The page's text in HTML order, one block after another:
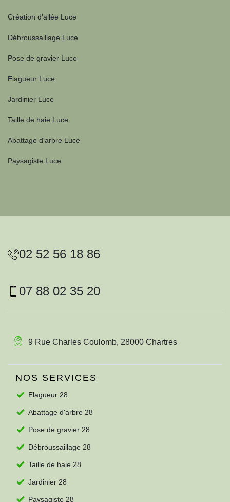
Création d'allée Luce
Débroussaillage Luce
Pose de gravier Luce
Elagueur Luce
Jardinier Luce
Taille de haie Luce
Abattage d'arbre Luce
Paysagiste Luce
02 52 56 18 86
07 88 02 35 20
9 Rue Charles Coulomb, 28000 Chartres
NOS SERVICES
Elagueur 28
Abattage d'arbre 28
Pose de gravier 28
Débroussaillage 28
Taille de haie 28
Jardinier 28
Paysagiste 28